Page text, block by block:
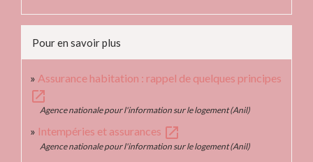
Pour en savoir plus
Assurance habitation : rappel de quelques principes
open_in_new
Agence nationale pour l'information sur le logement (Anil)
Intempéries et assurances open_in_new
Agence nationale pour l'information sur le logement (Anil)